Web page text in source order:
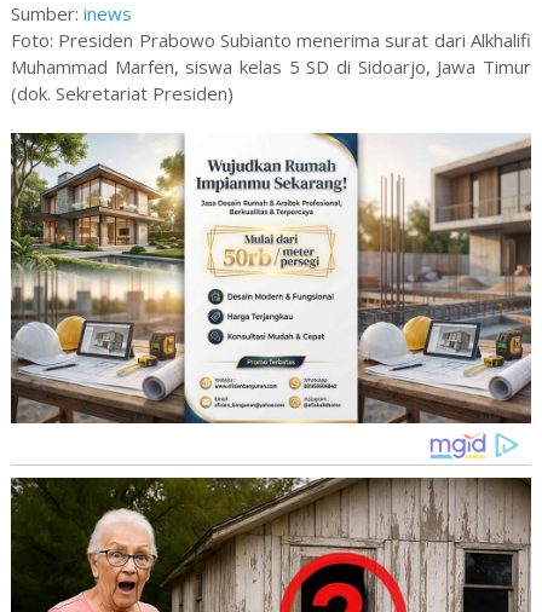
Sumber: inews
Foto: Presiden Prabowo Subianto menerima surat dari Alkhalifi
Muhammad Marfen, siswa kelas 5 SD di Sidoarjo, Jawa Timur
(dok. Sekretariat Presiden)